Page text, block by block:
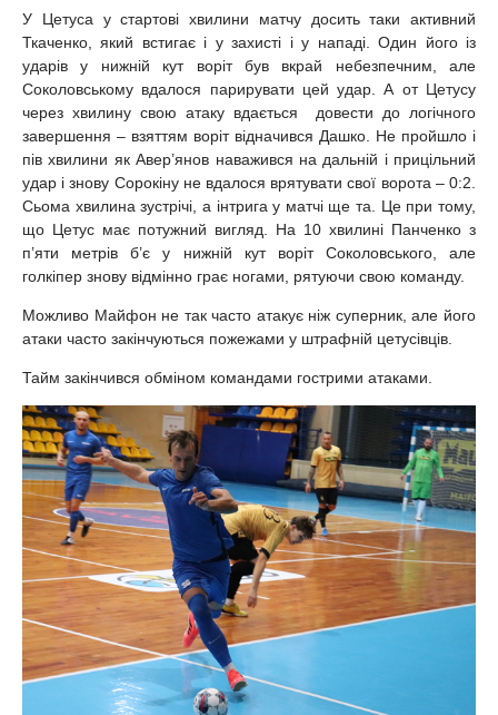
У Цетуса у стартові хвилини матчу досить таки активний
Ткаченко, який встигає і у захисті і у нападі. Один його із
ударів у нижній кут воріт був вкрай небезпечним, але
Соколовському вдалося парирувати цей удар. А от Цетусу
через хвилину свою атаку вдається довести до логічного
завершення – взяттям воріт відначився Дашко. Не пройшло і
пів хвилини як Авер’янов наважився на дальній і прицільний
удар і знову Сорокіну не вдалося врятувати свої ворота – 0:2.
Сьома хвилина зустрічі, а інтрига у матчі ще та. Це при тому,
що Цетус має потужний вигляд. На 10 хвилині Панченко з
п’яти метрів б’є у нижній кут воріт Соколовського, але
голкіпер знову відмінно грає ногами, рятуючи свою команду.
Можливо Майфон не так часто атакує ніж суперник, але його
атаки часто закінчуються пожежами у штрафній цетусівців.
Тайм закінчився обміном командами гострими атаками.